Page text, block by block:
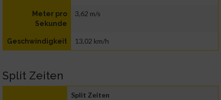
Meter pro
Sekunde
3,62 m/s
Geschwindigkeit 13,02 km/h
Split Zeiten
Split Zeiten